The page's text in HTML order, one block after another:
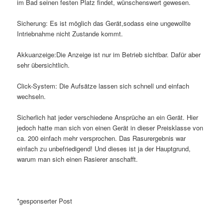
im Bad seinen festen Platz findet, wünschenswert gewesen.
Sicherung: Es ist möglich das Gerät,sodass eine ungewollte
Intriebnahme nicht Zustande kommt.
Akkuanzeige:Die Anzeige ist nur im Betrieb sichtbar. Dafür aber
sehr übersichtlich.
Click-System: Die Aufsätze lassen sich schnell und einfach
wechseln.
Sicherlich hat jeder verschiedene Ansprüche an ein Gerät. Hier
jedoch hatte man sich von einen Gerät in dieser Preisklasse von
ca. 200 einfach mehr versprochen. Das Rasurergebnis war
einfach zu unbefriedigend! Und dieses ist ja der Hauptgrund,
warum man sich einen Rasierer anschafft.
*gesponserter Post